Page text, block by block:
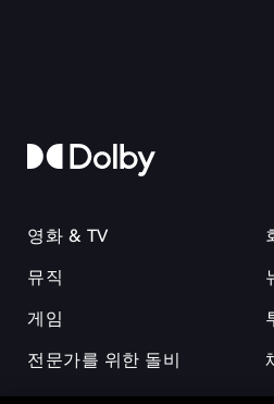
영화 & TV
뮤직
게임
전문가를 위한 돌비